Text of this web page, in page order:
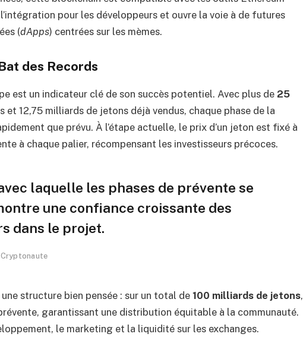
pour les développeurs et ouvre la voie à de futures
(dApps) centrées sur les mèmes.
des Records
est un indicateur clé de son succès potentiel. Avec plus de 25
et 12,75 milliards de jetons déjà vendus, chaque phase de la
que prévu. À l’étape actuelle, le prix d’un jeton est fixé à
à chaque palier, récompensant les investisseurs précoces.
laquelle les phases de prévente se
une confiance croissante des
dans le projet.
une structure bien pensée : sur un total de 100 milliards de jetons,
garantissant une distribution équitable à la communauté.
le marketing et la liquidité sur les exchanges.